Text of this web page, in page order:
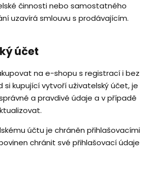
činnosti nebo samostatného
uzavírá smlouvu s prodávajícím.
účet
na e-shopu s registrací i bez
si kupující vytvoří uživatelský účet, je
a pravdivé údaje a v případě
účtu je chráněn přihlašovacími
chránit své přihlašovací údaje